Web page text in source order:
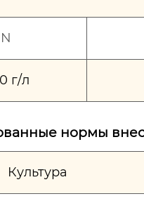
N
г/л
нормы
Культура